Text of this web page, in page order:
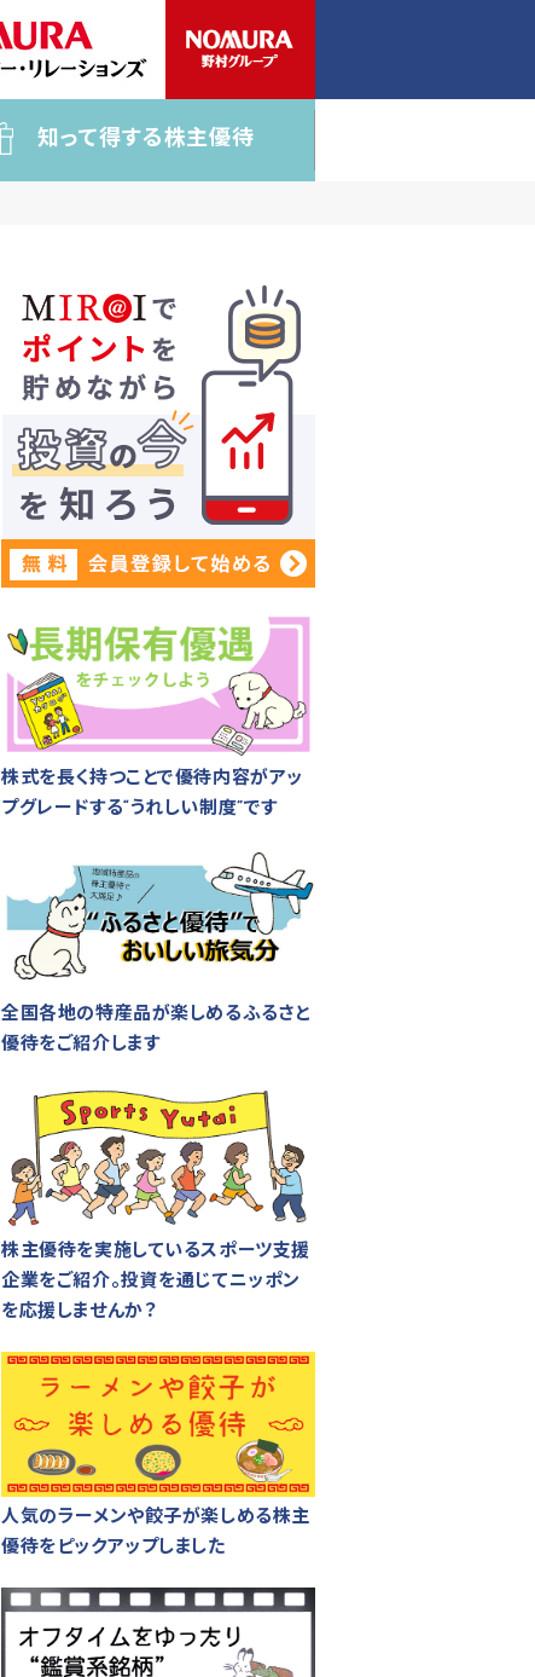
知って得する株主優待
株式を長く持つことで優待内容がアッ
プグレードする“うれしい制度”です
全国各地の特産品が楽しめるふるさと
優待をご紹介します
株主優待を実施しているスポーツ支援
企業をご紹介。投資を通じてニッポン
を応援しませんか？
人気のラーメンや餃子が楽しめる株主
優待をピックアップしました